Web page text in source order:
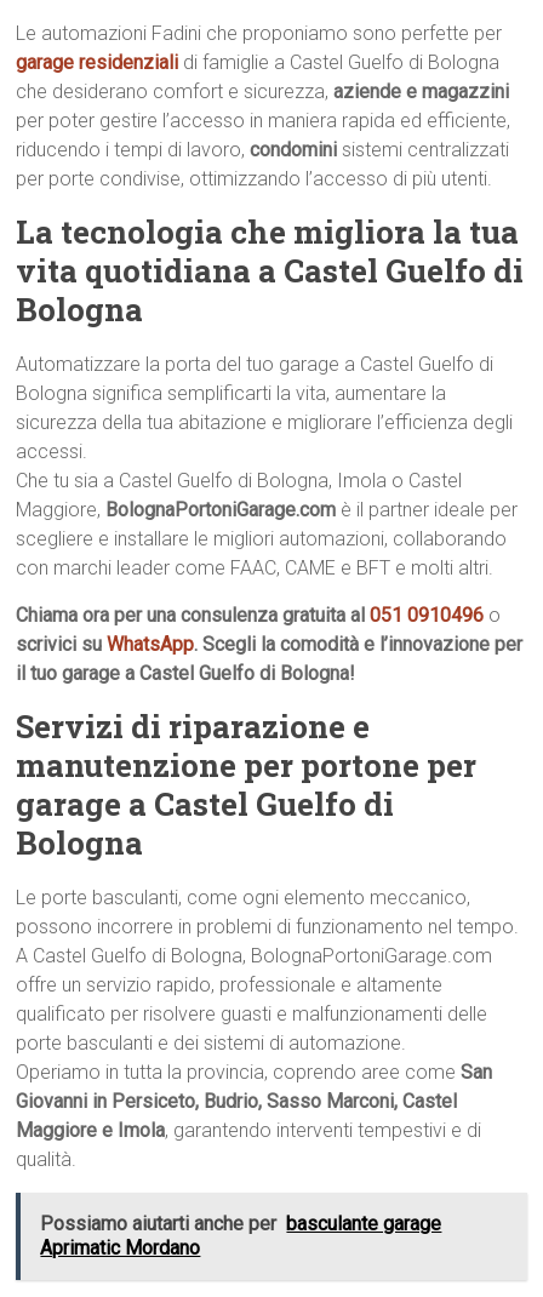
Le automazioni Fadini che proponiamo sono perfette per
garage residenziali di famiglie a Castel Guelfo di Bologna
che desiderano comfort e sicurezza,aziende e magazzini
per poter gestire l’accesso in maniera rapida ed efficiente,
riducendo i tempi di lavoro,condomini sistemi centralizzati
per porte condivise, ottimizzando l’accesso di più utenti.
La tecnologia che migliora la tua
vita quotidiana a Castel Guelfo di
Bologna
Automatizzare la porta del tuo garage a Castel Guelfo di
Bologna significa semplificarti la vita, aumentare la
sicurezza della tua abitazione e migliorare l’efficienza degli
accessi.
Che tu sia a Castel Guelfo di Bologna, Imola o Castel
Maggiore, BolognaPortoniGarage.com è il partner ideale per
scegliere e installare le migliori automazioni, collaborando
con marchi leader come FAAC, CAME e BFT e molti altri.
Chiama ora per una consulenza gratuita al051 0910496 o
scrivici suWhatsApp. Scegli la comodità e l’innovazione per
il tuo garage a Castel Guelfo di Bologna!
Servizi di riparazione e
manutenzione per portone per
garage a Castel Guelfo di
Bologna
Le porte basculanti, come ogni elemento meccanico,
possono incorrere in problemi di funzionamento nel tempo.
A Castel Guelfo di Bologna, BolognaPortoniGarage.com
offre un servizio rapido, professionale e altamente
qualificato per risolvere guasti e malfunzionamenti delle
porte basculanti e dei sistemi di automazione.
Operiamo in tutta la provincia, coprendo aree comeSan
Giovanni in Persiceto, Budrio, Sasso Marconi, Castel
Maggiore e Imola, garantendo interventi tempestivi e di
qualità.
Possiamo aiutarti anche per basculante garage
Aprimatic Mordano